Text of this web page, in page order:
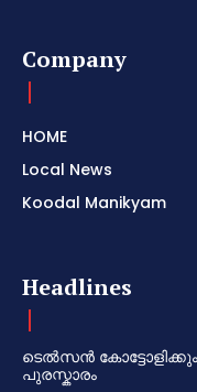
Company
HOME
Local News
Koodal Manikyam
Headlines
ടെൽസൻ
പുരസ്കാരം